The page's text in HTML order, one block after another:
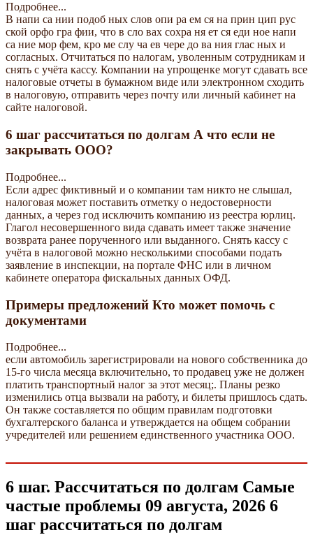
Подробнее...
В напи са нии подоб ных слов опи ра ем ся на прин цип рус
ской орфо гра фии, что в сло вах сохра ня ет ся еди ное напи
са ние мор фем, кро ме слу ча ев чере до ва ния глас ных и
согласных. Отчитаться по налогам, уволенным сотрудникам и
снять с учёта кассу. Компании на упрощенке могут сдавать все
налоговые отчеты в бумажном виде или электронном сходить
в налоговую, отправить через почту или личный кабинет на
сайте налоговой.
6 шаг рассчитаться по долгам А что если не
закрывать ООО?
Подробнее...
Если адрес фиктивный и о компании там никто не слышал,
налоговая может поставить отметку о недостоверности
данных, а через год исключить компанию из реестра юрлиц.
Глагол несовершенного вида сдавать имеет также значение
возврата ранее порученного или выданного. Снять кассу с
учёта в налоговой можно несколькими способами подать
заявление в инспекции, на портале ФНС или в личном
кабинете оператора фискальных данных ОФД.
Примеры предложений Кто может помочь с
документами
Подробнее...
если автомобиль зарегистрировали на нового собственника до
15-го числа месяца включительно, то продавец уже не должен
платить транспортный налог за этот месяц;. Планы резко
изменились отца вызвали на работу, и билеты пришлось сдать.
Он также составляется по общим правилам подготовки
бухгалтерского баланса и утверждается на общем собрании
учредителей или решением единственного участника ООО.
6 шаг. Рассчитаться по долгам Самые
частые проблемы 09 августа, 2026 6
шаг рассчитаться по долгам